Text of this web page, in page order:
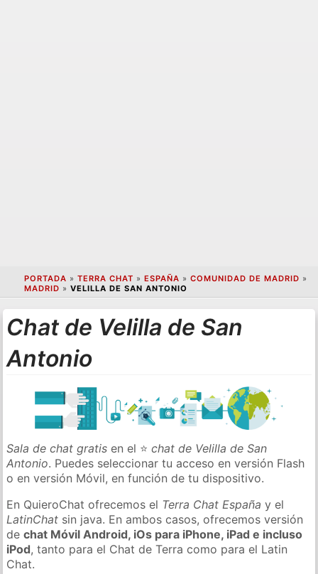
PORTADA » TERRA CHAT » ESPAÑA » COMUNIDAD DE MADRID »
MADRID » VELILLA DE SAN ANTONIO
Chat de Velilla de San
Antonio
Sala de chat gratis en el ⭐chat de Velilla de San
Antonio. Puedes seleccionar tu acceso en versión Flash
o en versión Móvil, en función de tu dispositivo.
En QuieroChat ofrecemos el Terra Chat España y el
LatinChat sin java. En ambos casos, ofrecemos versión
dechat Móvil Android, iOs para iPhone, iPad e incluso
iPod, tanto para el Chat de Terra como para el Latin
Chat.